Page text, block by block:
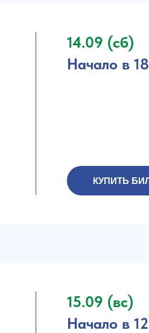
14.09 (сб)
КУПИТЬ
Начало в
15.09 (вс)
Начало в